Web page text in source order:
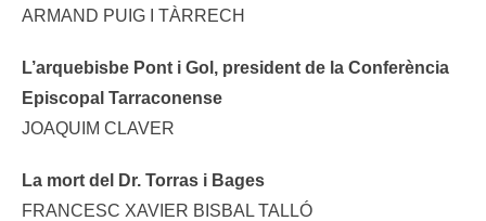
ARMAND PUIG I TÀRRECH
L’arquebisbe Pont i Gol, president de la Conferència
Episcopal Tarraconense
JOAQUIM CLAVER
La mort del Dr. Torras i Bages
FRANCESC XAVIER BISBAL TALLÓ